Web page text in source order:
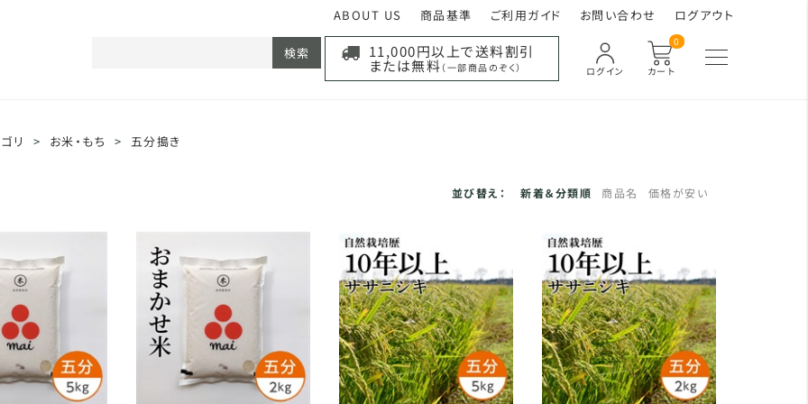
ABOUT US 商品基準 ご利用ガイド お問い合わせ ログアウト
カート
0
ログイン
11,000円以上で送料割引
または無料 （一部商品のぞく）
検索
リ > お米・もち > 五分搗き
並び替え： 新着＆分類順 商品名 価格が安い